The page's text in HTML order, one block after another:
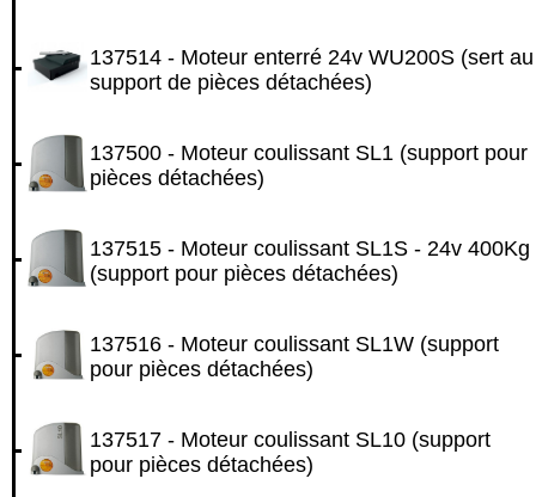
137514 - Moteur enterré 24v WU200S (sert au
support de pièces détachées)
137500 - Moteur coulissant SL1 (support pour
pièces détachées)
137515 - Moteur coulissant SL1S - 24v 400Kg
(support pour pièces détachées)
137516 - Moteur coulissant SL1W (support
pour pièces détachées)
137517 - Moteur coulissant SL10 (support
pour pièces détachées)